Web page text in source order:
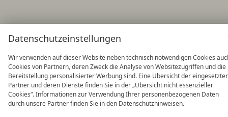
Datenschutzeinstellungen
Wir verwenden auf dieser Website neben technisch notwendigen Cookies
Cookies von Partnern, deren Zweck die Analyse von Websitezugriffen und die
Bereitstellung personalisierter Werbung sind. Eine Übersicht der
Partner und deren Dienste finden Sie in der „Übersicht nicht essenzieller
Cookies“. Informationen zur Verwendung Ihrer personenbezogenen Daten
durch unsere Partner finden Sie in den Datenschutzhinweisen.